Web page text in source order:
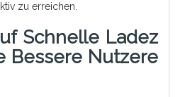
zu erreichen.
Schnelle Ladez
Bessere Nutzere